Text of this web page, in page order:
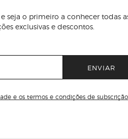
seja o primeiro a conhecer todas
exclusivas e descontos.
ENVIAR
e os termos e condições de subscrição